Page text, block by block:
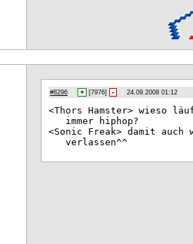
#8296 + [7976] - 24.09.2008 01:12
<Thors Hamster> wieso
immer hiphop?
<Sonic Freak> damit
verlassen^^